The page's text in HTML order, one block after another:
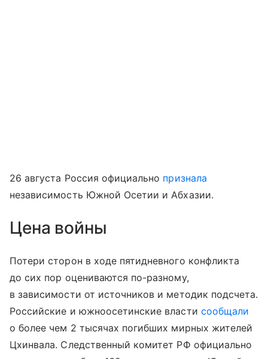
26 августа Россия официально признала
независимость Южной Осетии и Абхазии.
Цена войны
Потери сторон в ходе пятидневного конфликта
до сих пор оцениваются по-разному,
в зависимости от источников и методик подсчета.
Российские и южноосетинские власти сообщали
о более чем 2 тысячах погибших мирных жителей
Цхинвала. Следственный комитет РФ официально